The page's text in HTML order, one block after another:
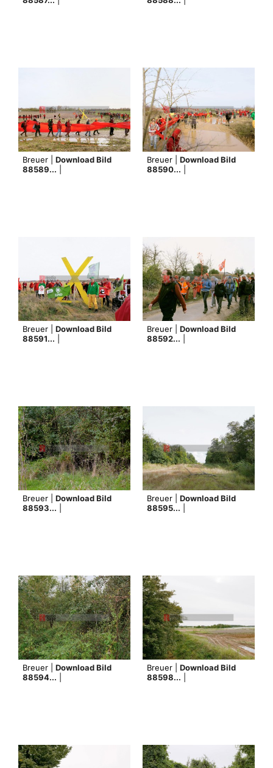
Breuer | Download Bild
88589...
Breuer | Download Bild
88590...
Breuer | Download Bild
88591...
Breuer | Download Bild
88592...
Breuer | Download Bild
88593...
Breuer | Download Bild
88595...
Breuer | Download Bild
88594...
Breuer | Download Bild
88598...